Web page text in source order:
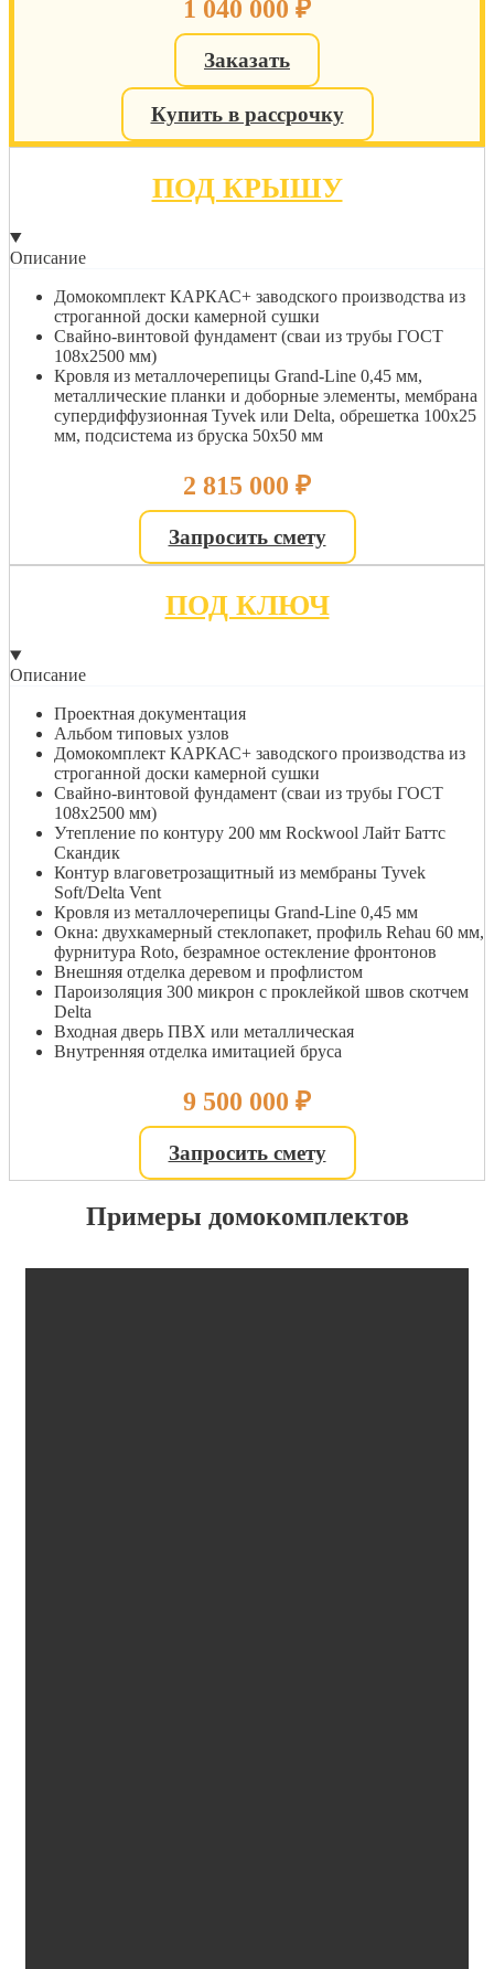
1 040 000 ₽
Заказать
Купить в рассрочку
ПОД КРЫШУ
Описание
Домокомплект КАРКАС+ заводского производства из
строганной доски камерной сушки
Свайно-винтовой фундамент (сваи из трубы ГОСТ
108х2500 мм)
Кровля из металлочерепицы Grand-Line 0,45 мм,
металлические планки и доборные элементы, мембрана
супердиффузионная Tyvek или Delta, обрешетка 100х25
мм, подсистема из бруска 50х50 мм
2 815 000 ₽
Запросить смету
ПОД КЛЮЧ
Описание
Проектная документация
Альбом типовых узлов
Домокомплект КАРКАС+ заводского производства из
строганной доски камерной сушки
Свайно-винтовой фундамент (сваи из трубы ГОСТ
108х2500 мм)
Утепление по контуру 200 мм Rockwool Лайт Баттс
Скандик
Контур влаговетрозащитный из мембраны Tyvek
Soft/Delta Vent
Кровля из металлочерепицы Grand-Line 0,45 мм
Окна: двухкамерный стеклопакет, профиль Rehau 60 мм,
фурнитура Roto, безрамное остекление фронтонов
Внешняя отделка деревом и профлистом
Пароизоляция 300 микрон с проклейкой швов скотчем
Delta
Входная дверь ПВХ или металлическая
Внутренняя отделка имитацией бруса
9 500 000 ₽
Запросить смету
Примеры домокомплектов